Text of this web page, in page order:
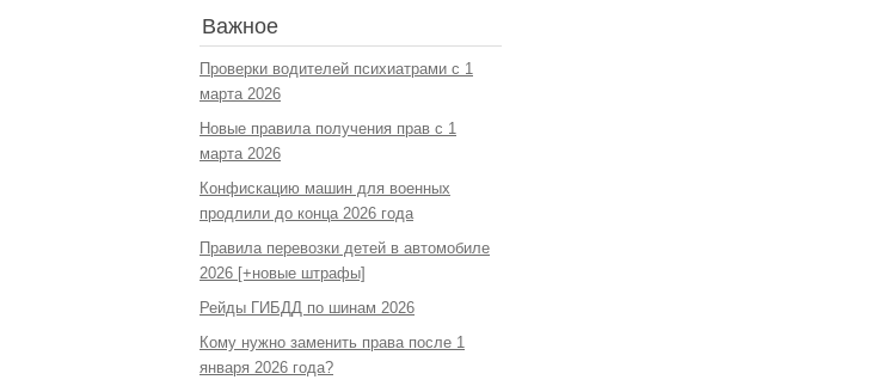
Важное
Проверки водителей психиатрами с 1
марта 2026
Новые правила получения прав с 1
марта 2026
Конфискацию машин для военных
продлили до конца 2026 года
Правила перевозки детей в автомобиле
2026 [+новые штрафы]
Рейды ГИБДД по шинам 2026
Кому нужно заменить права после 1
января 2026 года?